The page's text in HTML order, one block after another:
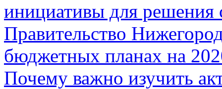
инициативы для решения
Правительство
бюджетных планах на
Почему важно изучить